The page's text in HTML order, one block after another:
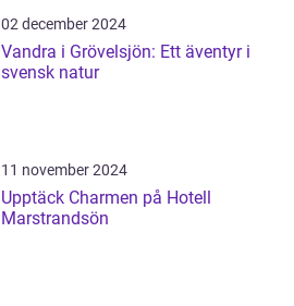
02 december 2024
Vandra i Grövelsjön: Ett äventyr i
svensk natur
11 november 2024
Upptäck Charmen på Hotell
Marstrandsön